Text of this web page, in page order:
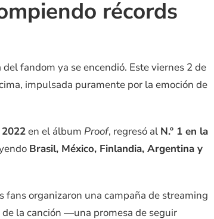
récords
fandom ya se encendió. Este viernes 2 de
impulsada puramente por la emoción de
2022en el álbum Proof, regresó al N.º 1 en la
Brasil, México, Finlandia, Argentina y
fans organizaron una campaña de streaming
de la canción —una promesa de seguir